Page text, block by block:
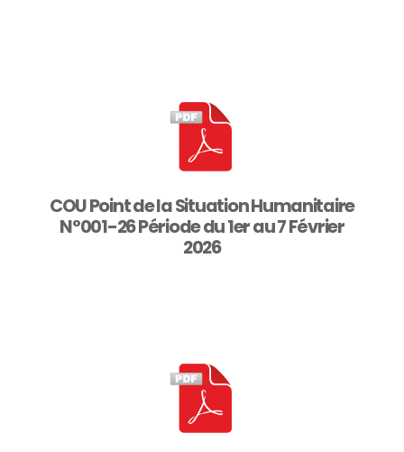
COU Point de la Situation Humanitaire
N°001-26 Période du 1er au 7 Février
2026